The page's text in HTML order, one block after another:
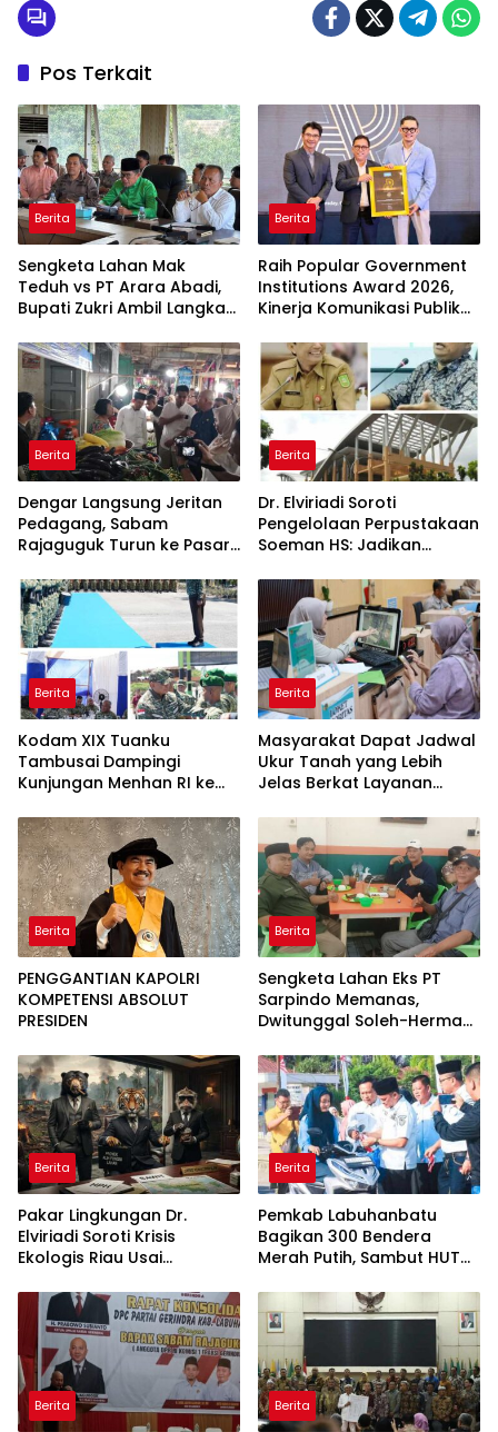
Pos Terkait
Berita
Sengketa Lahan Mak
Teduh vs PT Arara Abadi,
Bupati Zukri Ambil Langkah
Berita
Raih Popular Government
Institutions Award 2026,
Kinerja Komunikasi Publik
Kembali Diakui
Berita
Dengar Langsung Jeritan
Pedagang, Sabam
Rajaguguk Turun ke Pasar
Berita
Dr. Elviriadi Soroti
Pengelolaan Perpustakaan
Soeman HS: Jadikan
Kawah Candradimuka
Intelektual
Berita
Kodam XIX Tuanku
Tambusai Dampingi
Kunjungan Menhan RI ke
Perkuat Pembangunan
Satuan
Berita
Masyarakat Dapat Jadwal
Ukur Tanah yang Lebih
Jelas Berkat Layanan
Berita
PENGGANTIAN KAPOLRI
KOMPETENSI ABSOLUT
PRESIDEN
Berita
Sengketa Lahan Eks PT
Sarpindo Memanas,
Dwitunggal Soleh-Herman
ke Pulau Rupat
Berita
Pakar Lingkungan Dr.
Elviriadi Soroti Krisis
Ekologis Riau Usai
Monyet, Harimau, dan
Beruang Terhadap Warga
Berita
Pemkab Labuhanbatu
Bagikan 300 Bendera
Merah Putih, Sambut HUT
Berita Berita